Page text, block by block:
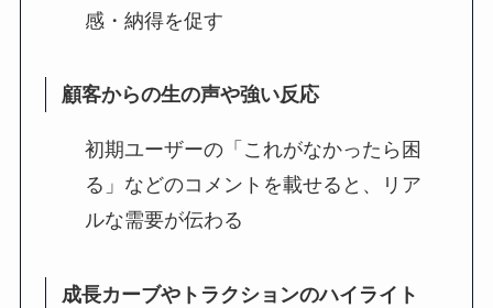
感・納得を促す
顧客からの生の声や強い反応
初期ユーザーの「これがなかったら困
る」などのコメントを載せると、リア
ルな需要が伝わる
成長カーブやトラクションのハイライト